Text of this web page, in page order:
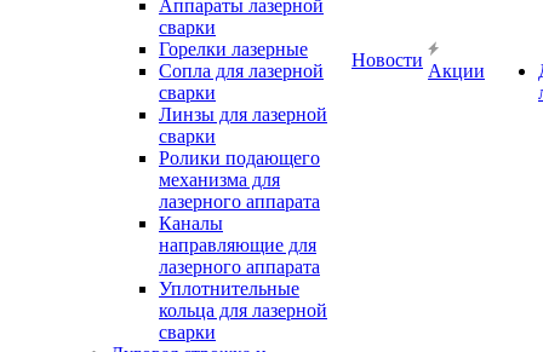
Аппараты лазерной
сварки
Горелки лазерные
Сопла для лазерной
сварки
Линзы для лазерной
сварки
Ролики подающего
механизма для
лазерного аппарата
Каналы
направляющие для
лазерного аппарата
Уплотнительные
кольца для лазерной
сварки
Новости
Акции